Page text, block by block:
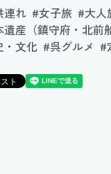
連れ #女子旅 #大人
産（鎮守府・北前船
・文化 #呉グルメ #